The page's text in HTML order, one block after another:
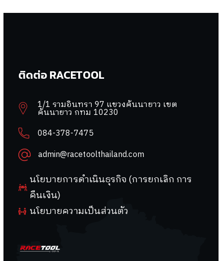
ติดต่อ RACETOOL
1/1 รามอินทรา 97 แขวงคันนายาว เขต
คันนายาว กทม 10230
084-378-7475
admin@racetoolthailand.com
นโยบายการดำเนินธุรกิจ (การยกเลิก การ
คืนเงิน)
นโยบายความเป็นส่วนตัว